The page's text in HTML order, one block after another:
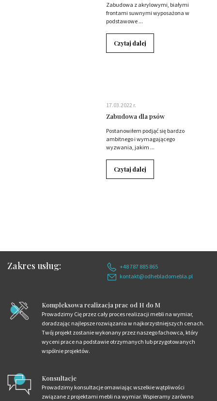
Zabudowa z akrylowymi, białymi
frontami suwnymi wyposażona w
podstawowe ...
Czytaj dalej
17.03.2022 r.
Zabudowa dla psów
Postanowiłem podjąć się bardzo
ambitnego i wymagającego
wyzwania, jakim ...
Czytaj dalej
Zakres usług:
+48 787 885 865
kontakt@odhebladomebla.pl
Kompleksowa realizacja prac od H do M
Prowadzimy Cię przez cały proces realizacji mebli na wymiar,
doradzając najlepsze rozwiązania w najkorzystniejszych cenach.
Twój projekt zostanie wykonany przez naszego fachowca, który
wyceni prace na podstawie otrzymanych lub przygotowanych
wspólnie projektów.
Konsultacje
Prowadzimy konsultacje omawiając wszelkie wątpliwości
związane z projektami mebli na wymiar. Wspieramy zarówno